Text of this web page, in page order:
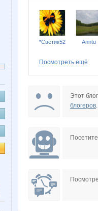
*Светик52 Anntu
Бусик
Змеюша
Посмотреть ещё
Этот
блогеров.